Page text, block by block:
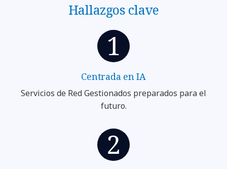
Hallazgos clave
Centrada en IA
Servicios de Red Gestionados preparados para el
futuro.